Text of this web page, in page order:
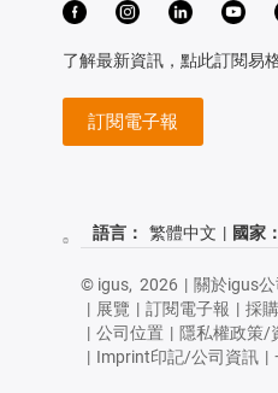
了解最新資訊，點此訂閱易
訂閱電子報
語言： 繁體中文 | 國家：
© igus, 2026 | 關於igus公
| 展覽 | 訂閱電子報 | 採購
| 公司位置 | 隱私權政策/
| Imprint印記/公司資訊 |